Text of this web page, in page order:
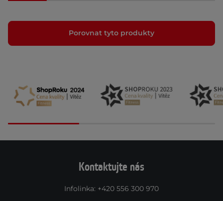
Porovnat tyto produkty
Kontaktujte nás
Infolinka: +420 556 300 970